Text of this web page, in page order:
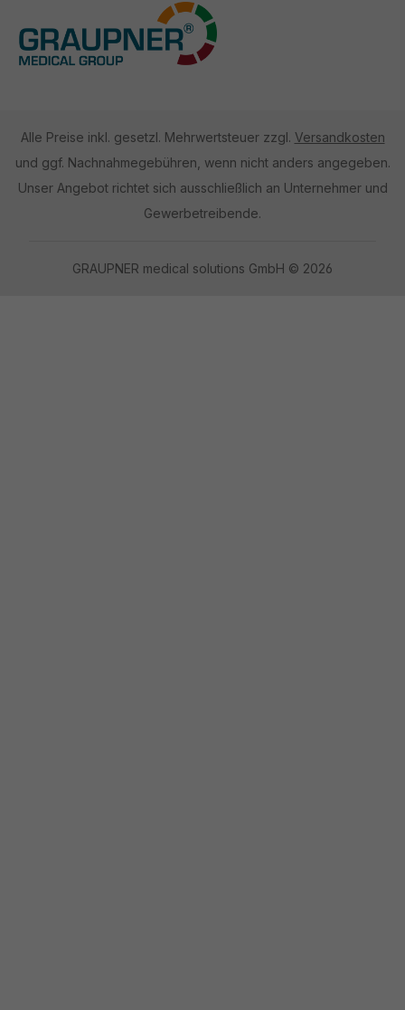
Alle Preise inkl. gesetzl. Mehrwertsteuer zzgl. Versandkosten
und ggf. Nachnahmegebühren, wenn nicht anders angegeben.
Unser Angebot richtet sich ausschließlich an Unternehmer und
Gewerbetreibende.
GRAUPNER medical solutions GmbH © 2026